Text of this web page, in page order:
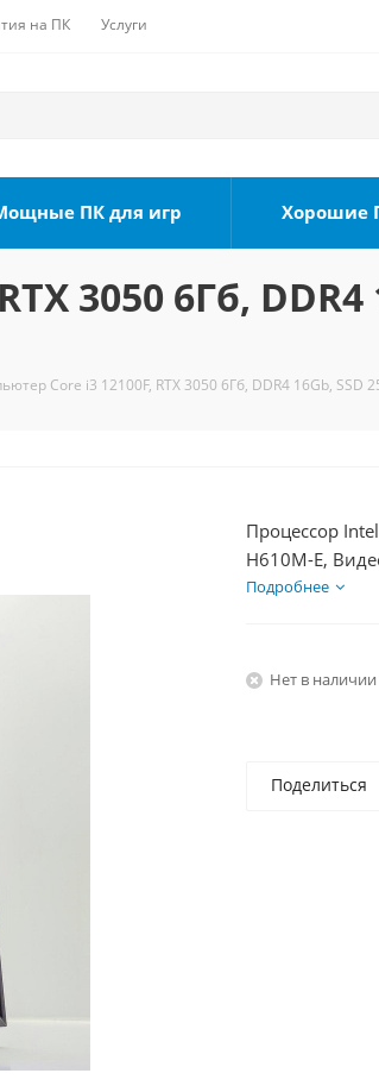
на ПК Услуги
ПК для игр Хорошие
3050 6Гб, DDR4
Core i3 12100F, RTX 3050 6Гб, DDR4 16Gb, SSD
Процессор
H610M-E,
1Тб, БП 500Вт
Подробнее
Нет в наличии
Поделиться